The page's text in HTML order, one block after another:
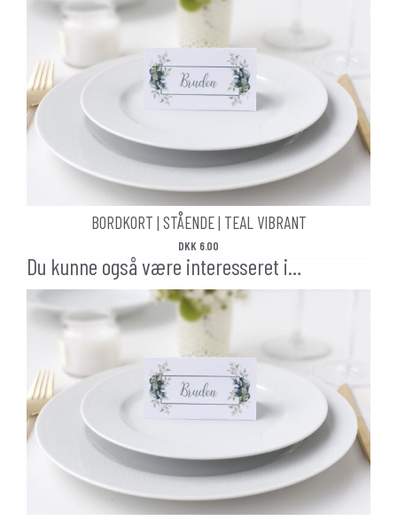
BORDKORT | STÅENDE | TEAL VIBRANT
DKK 6.00
Du kunne også være interesseret i…